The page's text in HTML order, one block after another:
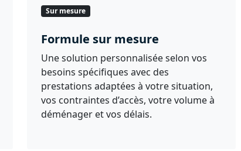
Sur mesure
Formule sur mesure
Une solution personnalisée selon vos
besoins spécifiques avec des
prestations adaptées à votre situation,
vos contraintes d’accès, votre volume à
déménager et vos délais.